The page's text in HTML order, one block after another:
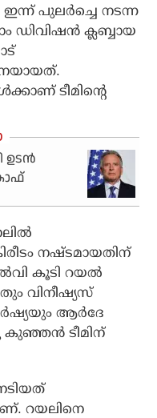
ഇന്ന് പുലര്‍ച്ചെ നടന്ന
ഡിവിഷന്‍ ക്ലബ്ബായ
ടീമിന്റെ
ഉടൻ
നഷ്ടമായതിന്
കൂടി റയല്‍
വിനീഷ്യസ്
ആര്‍ദേ
കുഞ്ഞന്‍ ടീമിന്
റയലിനെ